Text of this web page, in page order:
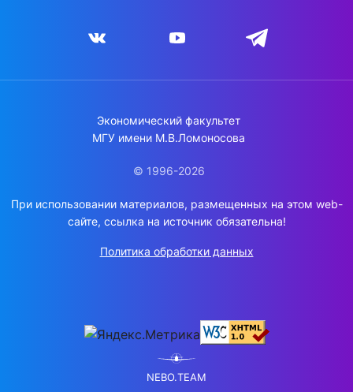
Экономический факультет
МГУ имени М.В.Ломоносова
© 1996-2026
При использовании материалов, размещенных на этом web-
сайте, ссылка на источник обязательна!
Политика обработки данных
NEBO.TEAM